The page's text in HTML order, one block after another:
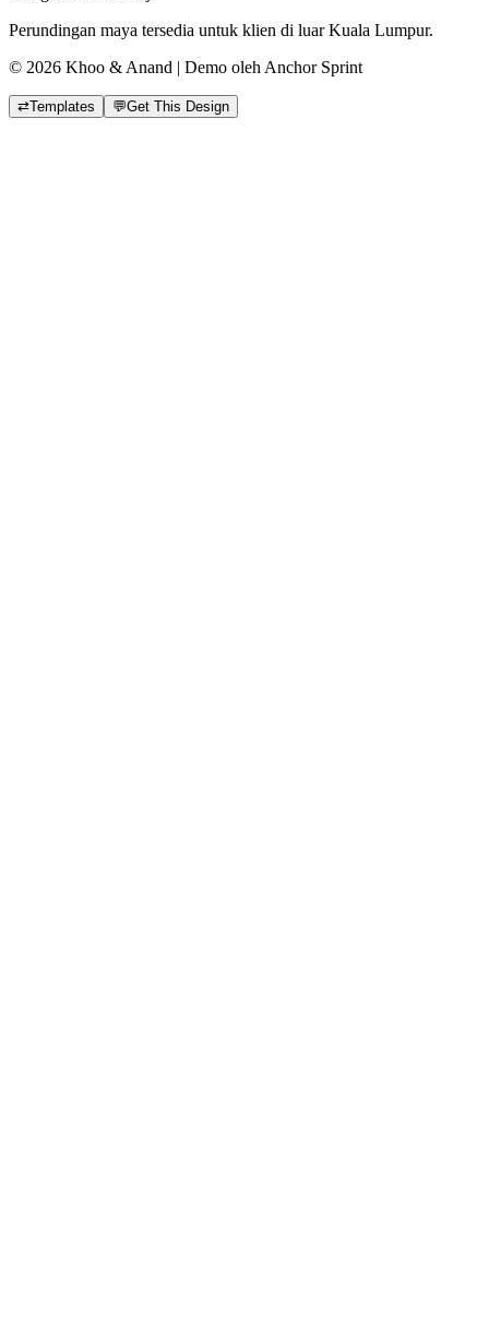
Perundingan maya tersedia untuk klien di luar Kuala Lumpur.
© 2026 Khoo & Anand | Demo oleh Anchor Sprint
⇄Templates 💬Get This Design